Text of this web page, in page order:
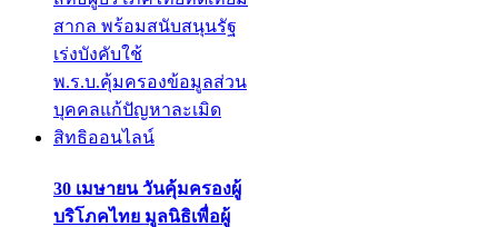
30 เมษายน วันคุ้มครองผู้
บริโภคไทย มูลนิธิเพื่อผู้